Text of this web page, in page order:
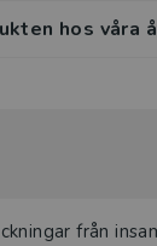
hos våra
från